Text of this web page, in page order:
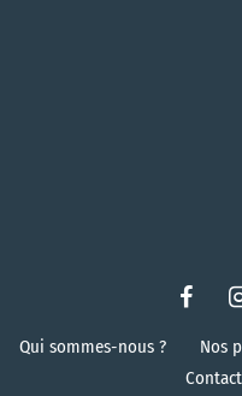
Qui sommes-nous ? Nos
Contact